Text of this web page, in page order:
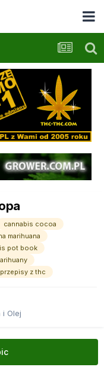
cannabis cocoa
marihuana
pot book
przepisy z thc
i Olej